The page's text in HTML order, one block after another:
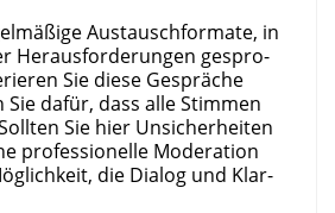
Aus­tausch­for­ma­te, in
Her­aus­for­de­run­gen gespro­
Sie die­se Gesprä­che
dafür, dass alle Stim­men
Sie hier Unsi­cher­hei­ten
pro­fes­sio­nel­le Mode­ra­ti­on
die Dia­log und Klar­